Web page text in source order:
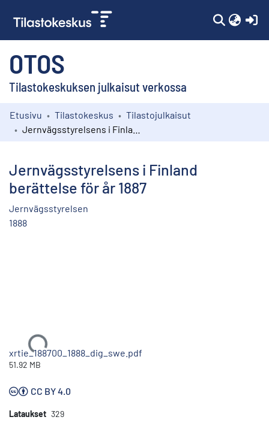
OTOS
Tilastokeskuksen julkaisut verkossa
Kokoelmat
Etusivu Tilastokeskus
Tilastojulkaisut
Jernvägsstyrelsens i Finland
berättelse för år 1887
Jernvägsstyrelsen
1888
Ladataan...
xrtie_188700_1888_dig_swe.pdf
51.92 MB
CC BY 4.0
Lataukset 329